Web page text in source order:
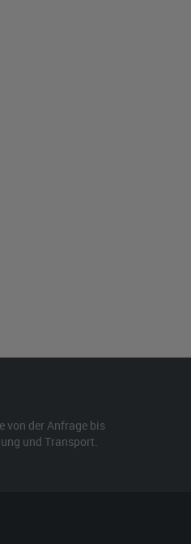
von der Anfrage bis
und Transport.